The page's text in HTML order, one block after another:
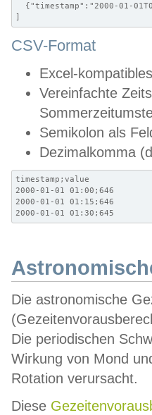
{"timestamp":"2000-01-
]
CSV-Format
Excel-
Vereinfachte
Semikolon als
Dezimalkomma
timestamp;value
2000-01-01 01:00;646
2000-01-01 01:15;646
2000-01-01 01:30;645
Die astronomische
Die periodischen
Wirkung von Mond
Rotation verursacht.
Diese